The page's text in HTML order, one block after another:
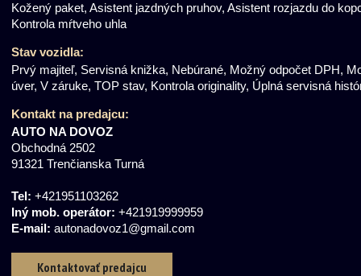
Kožený paket, Asistent jazdných pruhov, Asistent rozjazdu do
Kontrola mŕtveho uhla
Stav vozidla:
Prvý majiteľ, Servisná knižka, Nebúrané, Možný odpočet DPH,
úver, V záruke, TOP stav, Kontrola originality, Úplná servisná
Kontakt na predajcu:
AUTO NA DOVOZ
Obchodná 2502
91321 Trenčianska Turná
Tel: +421951103262
Iný mob. operátor: +421919999959
E-mail: autonadovoz1@gmail.com
Kontaktovať predajcu